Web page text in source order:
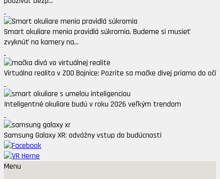
Smart okuliare menia pravidlá súkromia. Budeme si musieť
zvyknúť na kamery na...
Virtuálna realita v ZOO Bojnice: Pozrite sa mačke divej priamo do očí
Inteligentné okuliare budú v roku 2026 veľkým trendom
Samsung Galaxy XR: odvážny vstup do budúcnosti
Menu